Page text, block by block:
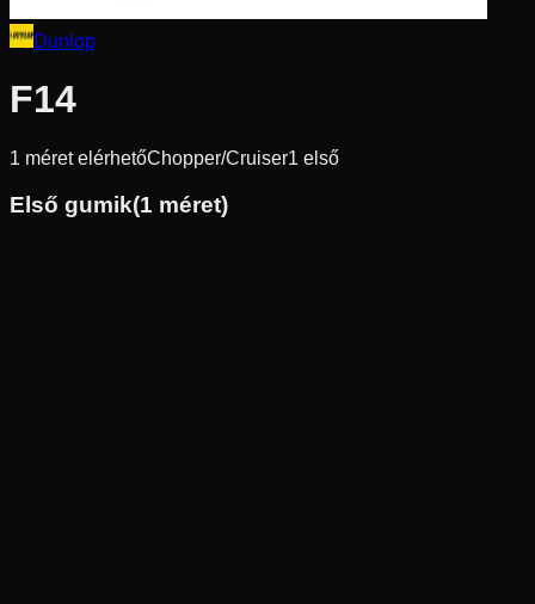
Dunlop
F14
1 méret elérhetőChopper/Cruiser1 első
Első gumik(1 méret)